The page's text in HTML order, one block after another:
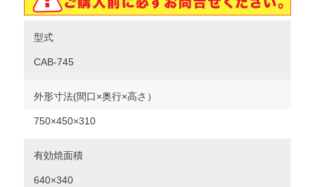
型式
CAB-745
外形寸法(間口×奥行×高さ）
750×450×310
有効焼面積
640×340